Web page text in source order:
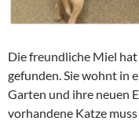
Die freundliche Miel
gefunden. Sie wohnt in
Garten und ihre neuen
vorhandene Katze